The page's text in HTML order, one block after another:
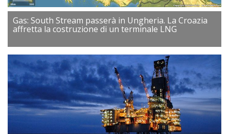
Gas: South Stream passerà in Ungheria. La Croazia
affretta la costruzione di un terminale LNG